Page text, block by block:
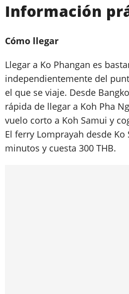
Información
Cómo llegar
Llegar a Ko Phangan es
independientemente del
el que se viaje. Desde
rápida de llegar a Koh Pha
vuelo corto a Koh Samui y
El ferry Lomprayah desde
minutos y cuesta 300 THB.